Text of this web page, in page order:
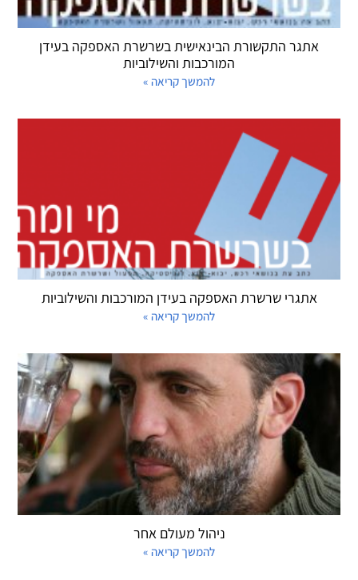
אתגר התקשורת הבינאישית בשרשרת האספקה בעידן
המורכבות והשילוביות
להמשך קריאה »
אתגרי שרשרת האספקה בעידן המורכבות והשילוביות
להמשך קריאה »
ניהול מעולם אחר
להמשך קריאה »